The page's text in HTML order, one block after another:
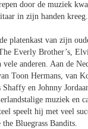
door de muziek
in zijn handen kreeg.
platenkast van zijn
Everly Brother’s,
vele anderen. Aan de
Toon Hermans, van
Shaffy en Johnny
muziek en
speelt hij met veel
Bluegrass Bandits.